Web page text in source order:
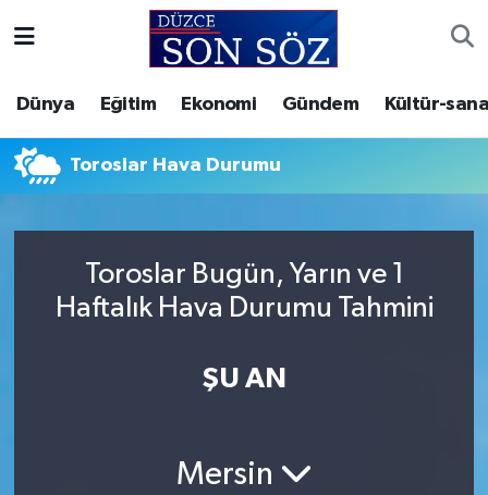
Dünya Eğitim Ekonomi Gündem Kültür-
Toroslar Hava Durumu
Toroslar Bugün, Yarın ve 1
Haftalık Hava Durumu Tahmini
ŞU AN
Mersin
Gizlilik Sözleşmesi
İletişim
Video Galeri
Akçakoca Hava Durumu
Akçakoca Trafik Yoğunluk Haritası
Tüm Manşetler